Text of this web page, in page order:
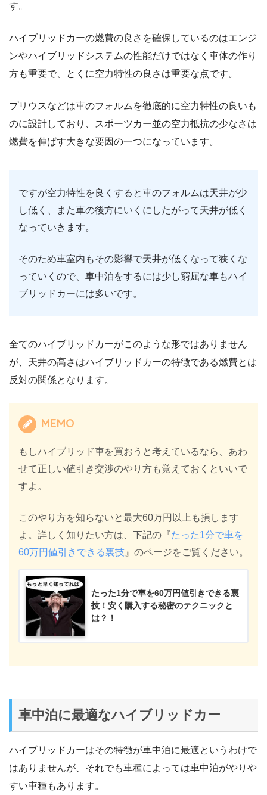
す。
ハイブリッドカーの燃費の良さを確保しているのはエンジ
ンやハイブリッドシステムの性能だけではなく車体の作り
方も重要で、とくに空力特性の良さは重要な点です。
プリウスなどは車のフォルムを徹底的に空力特性の良いも
のに設計しており、スポーツカー並の空力抵抗の少なさは
燃費を伸ばす大きな要因の一つになっています。
ですが空力特性を良くすると車のフォルムは天井が少
し低く、また車の後方にいくにしたがって天井が低く
なっていきます。
そのため車室内もその影響で天井が低くなって狭くな
っていくので、車中泊をするには少し窮屈な車もハイ
ブリッドカーには多いです。
全てのハイブリッドカーがこのような形ではありません
が、天井の高さはハイブリッドカーの特徴である燃費とは
反対の関係となります。
MEMO
もしハイブリッド車を買おうと考えているなら、あわ
せて正しい値引き交渉のやり方も覚えておくといいで
すよ。
このやり方を知らないと最大60万円以上も損します
よ。詳しく知りたい方は、下記の『たった1分で車を
60万円値引きできる裏技 』のページをご覧ください。
たった1分で車を60万円値引きできる裏
技！安く購入する秘密のテクニックと
は？！
車中泊に最適なハイブリッドカー
ハイブリッドカーはその特徴が車中泊に最適というわけで
はありませんが、それでも車種によっては車中泊がやりや
すい車種もあります。